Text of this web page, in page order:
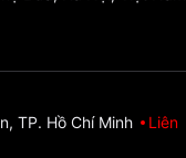
TP. Hồ Chí Minh
Liên